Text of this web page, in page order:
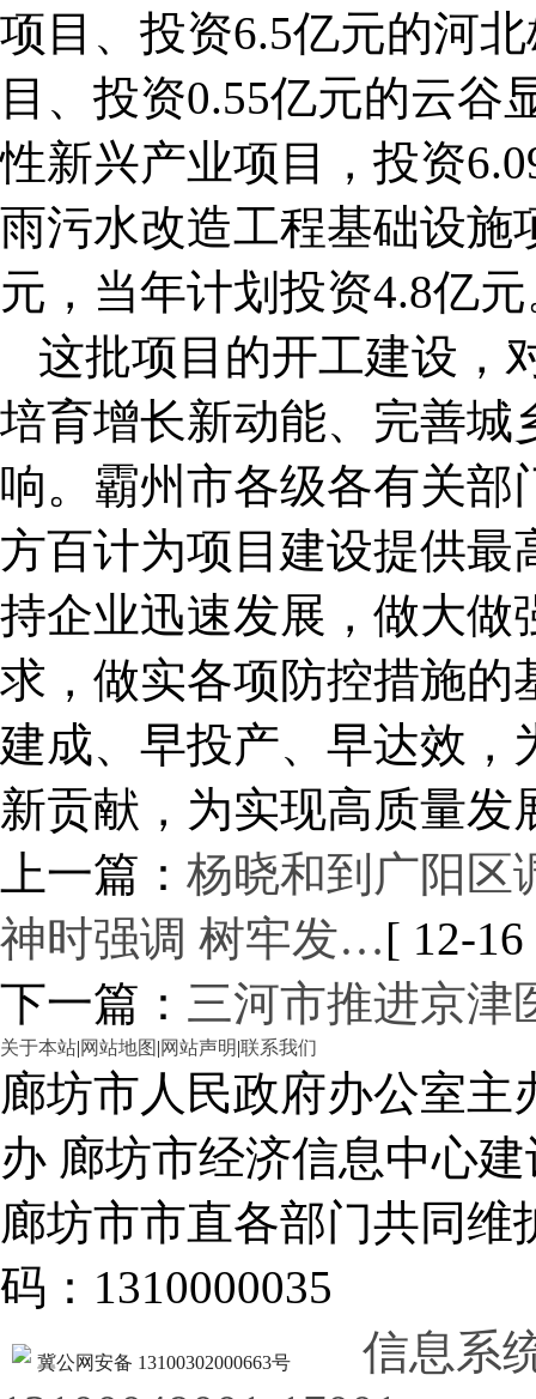
项目、投资6.5亿元的河
目、投资0.55亿元的云谷
性新兴产业项目，投资
雨污水改造工程基础设施
元，当年计划投资4.8亿
这批项目的开工建设，
培育增长新动能、完善城
响。霸州市各级各有关部
方百计为项目建设提供最
持企业迅速发展，做大做
求，做实各项防控措施的
建成、早投产、早达效，
新贡献，为实现高质量
上一篇： 杨晓和到广阳区
神时强调 树牢发…[ 12-
下一篇： 三河市推进京津
关于本站|网站地图 |网站声明|联系我们
廊坊市人民政府办公室
办 廊坊市经济信息中心建
廊坊市市直各部门共同
码：1310000035
冀公网安备 13100302000663号
信息系